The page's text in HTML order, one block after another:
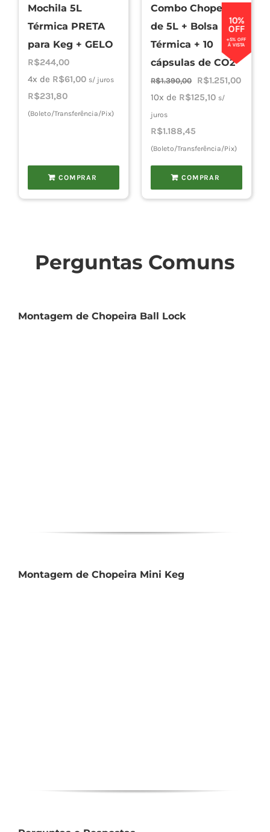
Mochila 5L
Térmica PRETA
para Keg + GELO
R$244,00
4x de R$61,00 s/ juros
R$231,80
(Boleto/Transferência/Pix)
COMPRAR
10%
OFF
+5% OFF
À VISTA
Combo Chopeira
de 5L + Bolsa
Térmica + 10
cápsulas de CO2
R$1.390,00
O
preço
R$1.390,00.
R$1.251,00O
10x de R$125,10 s/
juros
R$1.188,45
(Boleto/Transferência/Pix)
COMPRAR
Perguntas Comuns
Montagem de Chopeira Ball Lock
Montagem de Chopeira Mini Keg